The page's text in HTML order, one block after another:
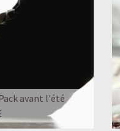
Collagène : comment choisir ?
de Collagène végan
avant l'été